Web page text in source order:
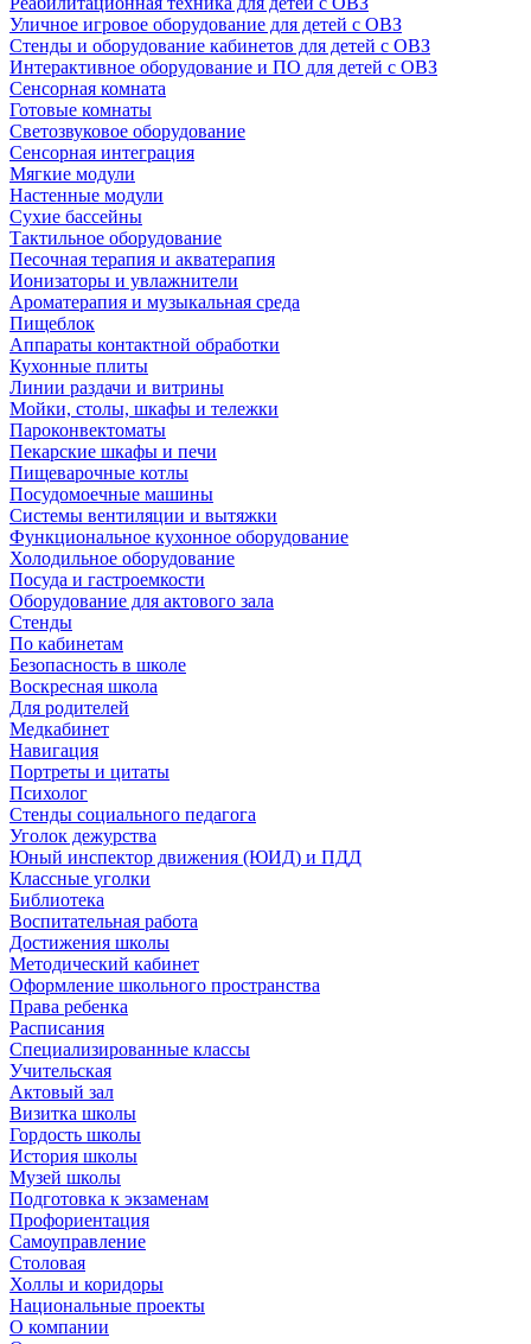
Уличное игровое оборудование для детей с ОВЗ
Стенды и оборудование кабинетов для детей с ОВЗ
Интерактивное оборудование и ПО для детей с ОВЗ
Сенсорная комната
Готовые комнаты
Светозвуковое оборудование
Сенсорная интеграция
Мягкие модули
Настенные модули
Сухие бассейны
Тактильное оборудование
Песочная терапия и акватерапия
Ионизаторы и увлажнители
Ароматерапия и музыкальная среда
Пищеблок
Аппараты контактной обработки
Кухонные плиты
Линии раздачи и витрины
Мойки, столы, шкафы и тележки
Пароконвектоматы
Пекарские шкафы и печи
Пищеварочные котлы
Посудомоечные машины
Системы вентиляции и вытяжки
Функциональное кухонное оборудование
Холодильное оборудование
Посуда и гастроемкости
Оборудование для актового зала
Стенды
По кабинетам
Безопасность в школе
Воскресная школа
Для родителей
Медкабинет
Навигация
Портреты и цитаты
Психолог
Стенды социального педагога
Уголок дежурства
Юный инспектор движения (ЮИД) и ПДД
Классные уголки
Библиотека
Воспитательная работа
Достижения школы
Методический кабинет
Оформление школьного пространства
Права ребенка
Расписания
Специализированные классы
Учительская
Актовый зал
Визитка школы
Гордость школы
История школы
Музей школы
Подготовка к экзаменам
Профориентация
Самоуправление
Столовая
Холлы и коридоры
Национальные проекты
О компании